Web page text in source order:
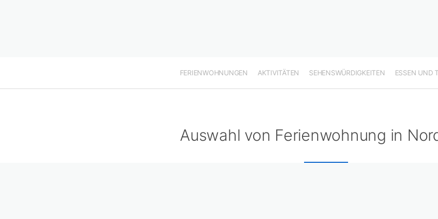
FERIENWOHNUNGEN AKTIVITÄTEN SEHENSWÜRDIGKEITEN ESSEN UND
Auswahl von Ferienwohnung in